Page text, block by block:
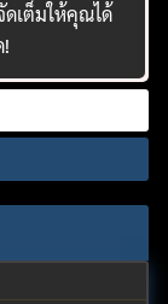
ดเต็มให้คุณได้